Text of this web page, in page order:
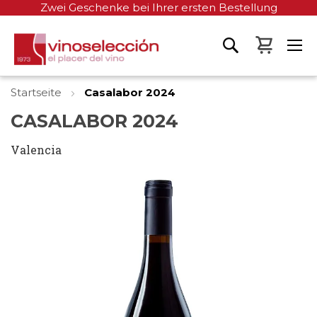
Zwei Geschenke bei Ihrer ersten Bestellung
Mein
Startseite Casalabor 2024
CASALABOR 2024
Valencia